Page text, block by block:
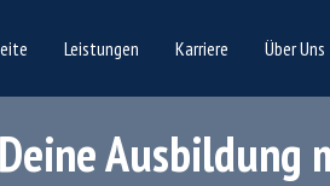
Leistungen Karriere Über Uns
Deine Ausbildung